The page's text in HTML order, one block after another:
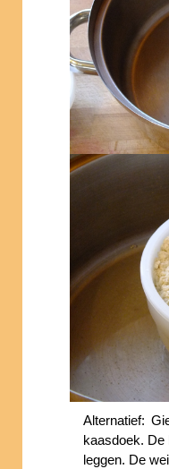
Alternatief:
kaasdoek.
leggen. De